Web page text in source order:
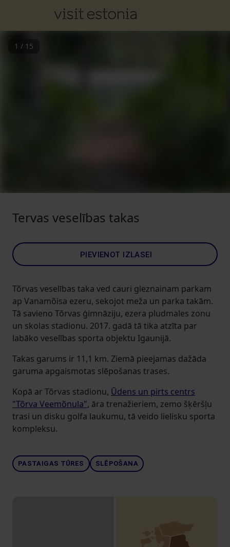
1 / 15
Tervas veselības takas
PIEVIENOT IZLASEI
Tõrvas veselības taka ved cauri gleznainam parkam
ap Vanamõisa ezeru, sekojot meža un parka takām.
Tā savieno Tõrvas ģimnāziju, ezera pludmales zonu
un skolas stadionu. 2017. gadā tā tika atzīta par
labāko veselības sporta objektu Igaunijā.
Takas garums ir 11,1 km. Ziemā pieejamas dažāda
garuma apgaismotas slēpošanas trases.
Kopā ar Tõrvas stadionu, Ūdens un pirts centrs
"Tõrva Veemõnula", āra trenažieriem, zemo šķēršļu
trasi un disku golfa laukumu, tā veido lielisku sporta
kompleksu.
PASTAIGAS TŪRES SLĒPOŠANA